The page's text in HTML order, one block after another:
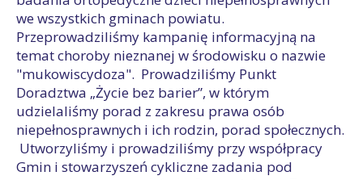
we wszystkich gminach powiatu.
Przeprowadziliśmy kampanię informacyjną na
temat choroby nieznanej w środowisku o nazwie
"mukowiscydoza". Prowadziliśmy Punkt
Doradztwa „Życie bez barier”, w którym
udzielaliśmy porad z zakresu prawa osób
niepełnosprawnych i ich rodzin, porad społecznych.
Utworzyliśmy i prowadziliśmy przy współpracy
Gmin i stowarzyszeń cykliczne zadania pod